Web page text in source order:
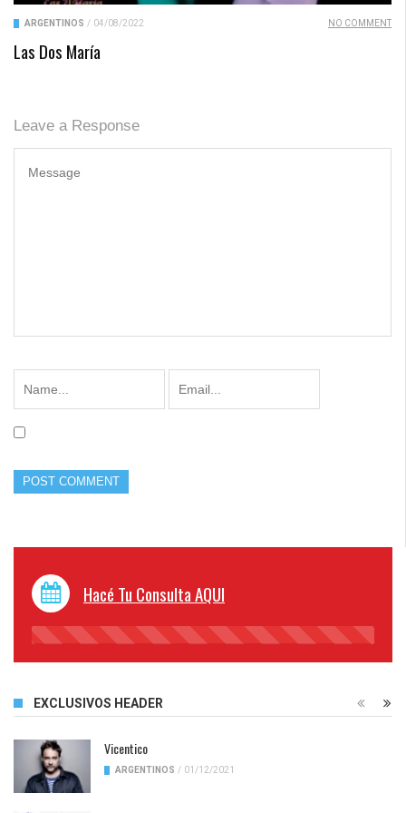
ARGENTINOS / 04/08/2022 NO COMMENT
Las Dos María
Leave a Response
Hacé Tu Consulta AQUI
45%
EXCLUSIVOS HEADER
Vicentico
ARGENTINOS / 01/12/2021